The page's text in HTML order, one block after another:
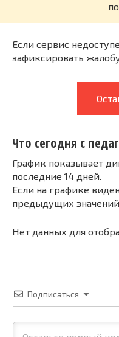
Если сервис
зафиксировать
Что сегодня с
График показывает
последние 14 дней.
Если на графике
предыдущих
Нет данных для
Подписаться